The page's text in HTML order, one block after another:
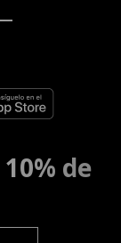
10% de